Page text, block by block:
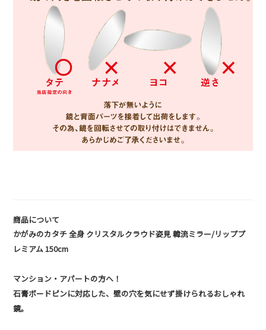
商品について
かがみのカタチ 全身 クリスタルクラウド姿見 韓流ミラー/リッププ
レミアム 150cm
マンション・アパートの方へ！
石膏ボードピンに対応した、壁の穴を気にせず掛けられるおしゃれ
鏡。